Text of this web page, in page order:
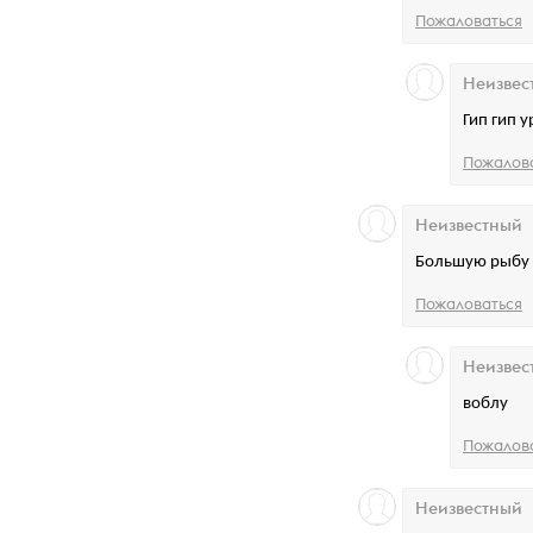
Пожаловаться
Гип гип
Большую рыбу
Неизвестный
Пожаловаться
воблу
Неизвестный